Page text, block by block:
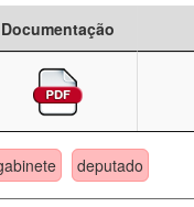
Documentação
deputado